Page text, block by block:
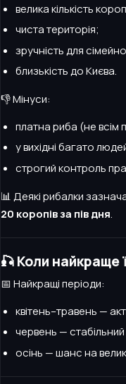
велика кількість
чиста територія;
зручність для
близькість до Києва.
👎 Мінуси:
платна риба (не всім
у вихідні багато
строгий контроль
📊 Деякі рибалки
20 коропів за пів дня.
🎣 Коли найкраще
📅 Найкращі періоди:
квітень–травень —
червень —
осінь — шанс на